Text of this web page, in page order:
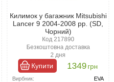
Килимок у багажник Mitsubishi
Lancer 9 2004-2008 рр. (SD,
Чорний)
Код 217890
Безкоштовна доставка
2 дня
Купити 1349грн
Вирбник:
EVA